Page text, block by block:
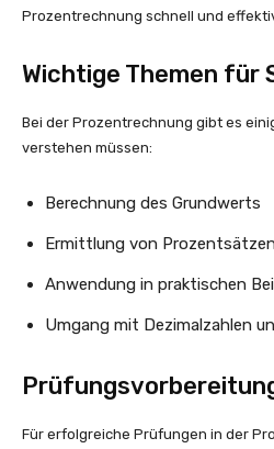
Prozentrechnung schnell und
Wichtige Themen für
Bei der Prozentrechnung gibt es
verstehen müssen:
Berechnung des Grundwerts
Ermittlung von
Anwendung in praktischen
Umgang mit Dezimalzahlen
Für erfolgreiche Prüfungen in der